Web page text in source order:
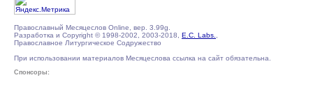
Православный Месяцеслов Online, вер. 3.99g.
Разработка и Copyright © 1998-2002, 2003-2018, E.C. Labs.
Православное Литургическое Содружество
При использовании материалов Месяцеслова ссылка на сайт обязательна.
Спонсоры: